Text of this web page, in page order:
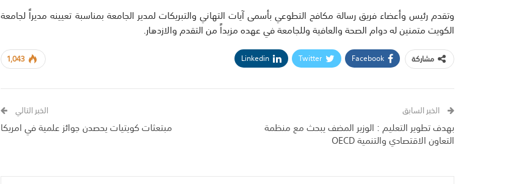
وتقدم رئيس وأعضاء فريق رسالة مكافح التطوعي بأسمى آيات التهاني والتبريكات لمدير الجامعة بمناسبة تعيينه مديراً لجامعة
الكويت متمنين له دوام الصحة والعافية وللجامعة في عهده مزيداً من التقدم والازدهار.
1,043 مشاركة Facebook
Twitter
Linkedin
الخبر السابق
بهدف تطوير التعليم : الوزير المضف يبحث مع منظمة
التعاون الاقتصادي والتنمية OECD
الخبر التالي
مبتعثات كويتيات يحصدن جوائز علمية في امريكا